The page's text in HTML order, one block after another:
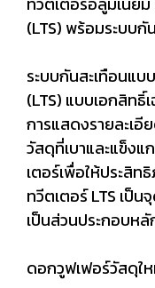
(LTS) พร้อมระบบกั
ระบบกันสะเทือนแ
(LTS) แบบเอกสิทธิ์
การแสดงรายละเอี
วัสดุที่เบาและแข็งแ
เตอร์เพื่อให้ประสิท
ทวีตเตอร์ LTS เป็
เป็นส่วนประกอบห
ดอกวูฟเฟอร์วัสดุใ